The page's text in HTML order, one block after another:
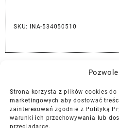
Strona korzysta z plików cookies do
marketingowych aby dostować
zainteresowań zgodnie z Polityką
warunki ich przechowywania lub
przeglądarce.
SKU: INA-534050510
Najlepszej Jakości Części
Gwarancja i
Polityka